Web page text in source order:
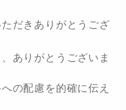
だきありがとうござ
ありがとうございま
の配慮を的確に伝え